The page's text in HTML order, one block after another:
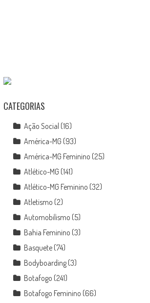
CATEGORIAS
Ação Social (16)
América-MG (93)
América-MG Feminino (25)
Atlético-MG (141)
Atlético-MG Feminino (32)
Atletismo (2)
Automobilismo (5)
Bahia Feminino (3)
Basquete(74)
Bodyboarding(3)
Botafogo (241)
Botafogo Feminino (66)